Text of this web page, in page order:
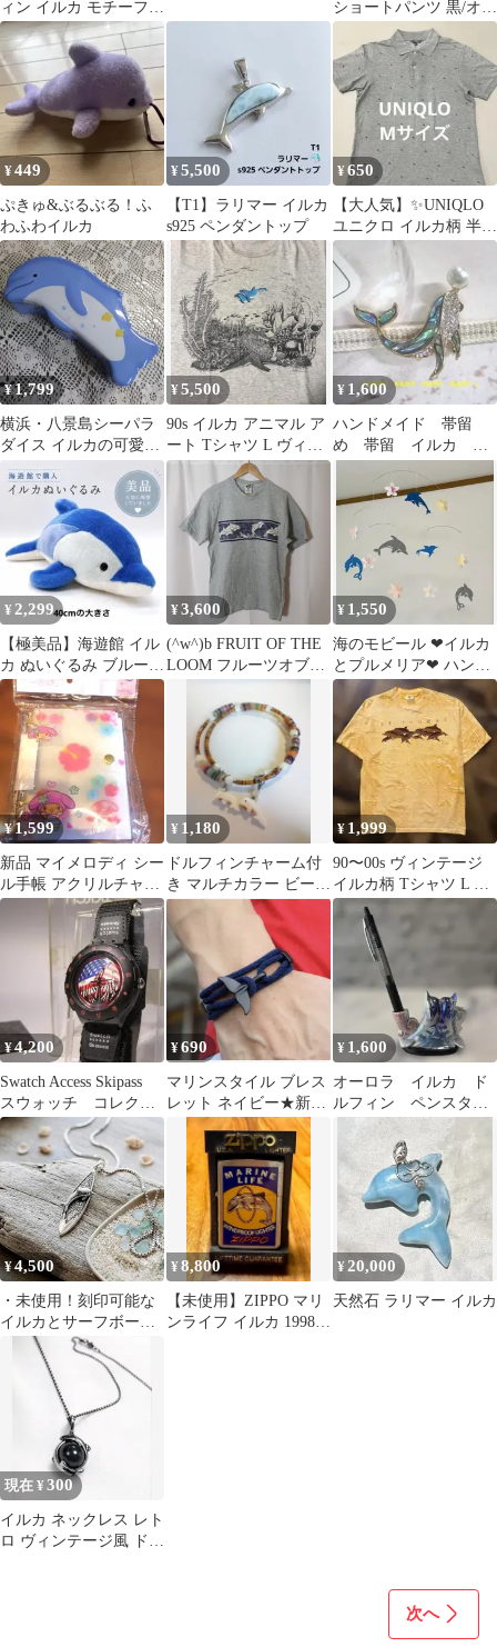
ィン イルカ モチーフ
レディース 腕時計
ショートパンツ 黒/オレ
ンジ
¥449
ぷきゅ&ぶるぶる！ふ
わふわイルカ
¥5,500
【T1】ラリマー イルカ
s925 ペンダントップ
¥650
【大人気】✨UNIQLO
ユニクロ イルカ柄 半袖
ポロシャツ グレー M
¥ 1,799
横浜・八景島シーパラ
ダイス イルカの可愛い
デザイン缶 空き缶 小物
入れ 限定
¥5,500
90s イルカ アニマル ア
ート Tシャツ L ヴィン
テージ シングルステッ
¥ 1,600
ハンドメイド 帯留
め 帯留 イルカ
海 夏 ラインストー
ン パール シェル
貝
¥ 2,299
【極美品】海遊館 イル
カ ぬいぐるみ ブルー
タグ付き 水族館 ドルフ
ィン 青
¥3,600
(^w^)b FRUIT OF THE
LOOM フルーツオブザ
ルーム Tシャツ 半袖
Lofteez 杢グレー イル
カ ドルフィン アニマル
カリフォルニア Mサイ
ズ サーフ アメカジ カ
ジュアル メンズ レディ
ース ユニセックス 古着
OM12762WT
¥ 1,550
海のモビール ❤︎イルカ
とプルメリア❤︎ ハンド
メイド インテリア 夏
海 マリン
¥1,599
新品 マイメロディ シー
ル手帳 アクリルチャー
ム付き
¥ 1,180
ドルフィンチャーム付
き マルチカラー ビーズ
ブレスレット 夏アク
セサリー
¥ 1,999
90〜00s ヴィンテージ
イルカ柄 Tシャツ L ジ
ャージーズボディ
¥4,200
Swatch Access Skipass
スウォッチ コレクシ
ョン放出
¥690
マリンスタイル ブレス
レット ネイビー★新品
未使用★ サイズ調整可
能 男女両用
¥ 1,600
オーロラ イルカ ド
ルフィン ペンスタン
ド ペン立て ヴィン
テージ レトロ
¥4,500
・未使用！刻印可能な
イルカとサーフボード
のシルバー925製トップ
¥8,800
【未使用】ZIPPO マリ
ンライフ イルカ 1998年
¥20,000
天然石 ラリマー イルカ
現在 ¥300
イルカ ネックレス レト
ロ ヴィンテージ風 ドル
次へ